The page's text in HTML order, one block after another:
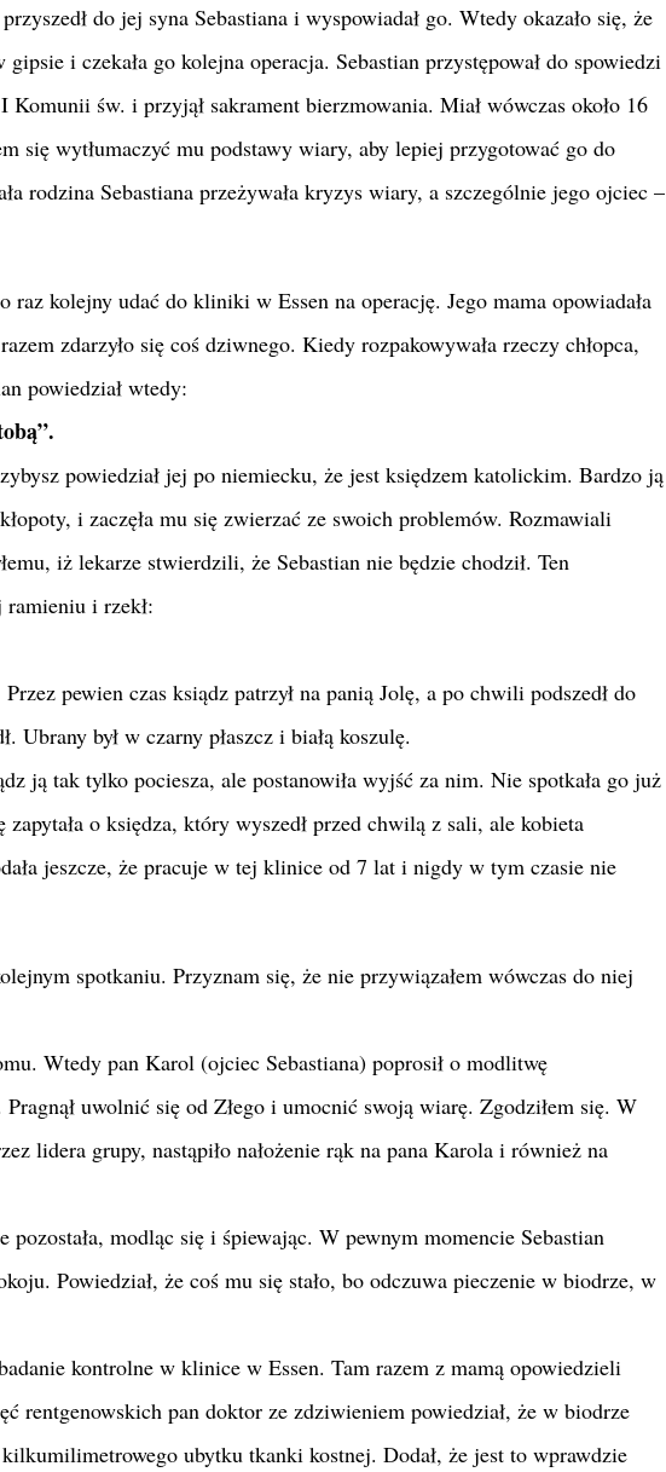
do jej syna Sebastiana i wyspowiadał go. Wtedy okazało się, że
i czekała go kolejna operacja. Sebastian przystępował do spowiedzi
św. i przyjął sakrament bierzmowania. Miał wówczas około 16
się wytłumaczyć mu podstawy wiary, aby lepiej przygotować go do
rodzina Sebastiana przeżywała kryzys wiary, a szczególnie jego ojciec –
raz kolejny udać do kliniki w Essen na operację. Jego mama opowiadała
zdarzyło się coś dziwnego. Kiedy rozpakowywała rzeczy chłopca,
powiedział wtedy:
powiedział jej po niemiecku, że jest księdzem katolickim. Bardzo ją
i zaczęła mu się zwierzać ze swoich problemów. Rozmawiali
iż lekarze stwierdzili, że Sebastian nie będzie chodził. Ten
ramieniu i rzekł:
pewien czas ksiądz patrzył na panią Jolę, a po chwili podszedł do
Ubrany był w czarny płaszcz i białą koszulę.
ją tak tylko pociesza, ale postanowiła wyjść za nim. Nie spotkała go już
o księdza, który wyszedł przed chwilą z sali, ale kobieta
jeszcze, że pracuje w tej klinice od 7 lat i nigdy w tym czasie nie
spotkaniu. Przyznam się, że nie przywiązałem wówczas do niej
Wtedy pan Karol (ojciec Sebastiana) poprosił o modlitwę
uwolnić się od Złego i umocnić swoją wiarę. Zgodziłem się. W
lidera grupy, nastąpiło nałożenie rąk na pana Karola i również na
modląc się i śpiewając. W pewnym momencie Sebastian
Powiedział, że coś mu się stało, bo odczuwa pieczenie w biodrze, w
kontrolne w klinice w Essen. Tam razem z mamą opowiedzieli
rentgenowskich pan doktor ze zdziwieniem powiedział, że w biodrze
kilkumilimetrowego ubytku tkanki kostnej. Dodał, że jest to wprawdzie